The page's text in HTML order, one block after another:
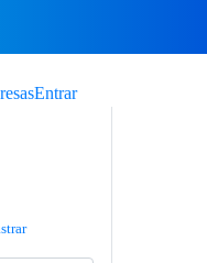
Entrar